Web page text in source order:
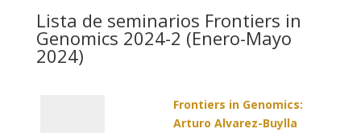
Lista de seminarios Frontiers in
Genomics 2024-2 (Enero-Mayo
2024)
Frontiers in Genomics:
Arturo Alvarez-Buylla